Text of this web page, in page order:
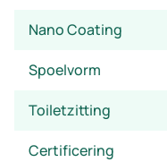
Nano Coating
Spoelvorm
Toiletzitting
Certificering